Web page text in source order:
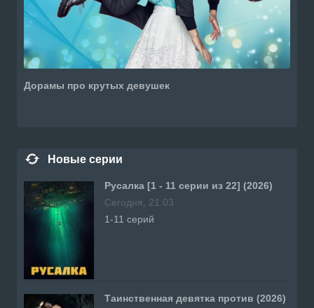
Дорамы про крутых девушек
Новые серии
Русалка [1 - 11 серии из 22] (2026)
Сегодня, 21:03
1-11 серий
Таинственная девятка против (2026)